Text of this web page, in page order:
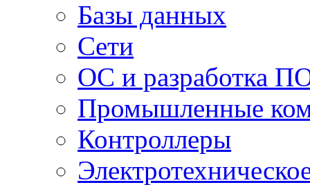
Базы данных
Сети
ОС и разработка
Промышленные
Контроллеры